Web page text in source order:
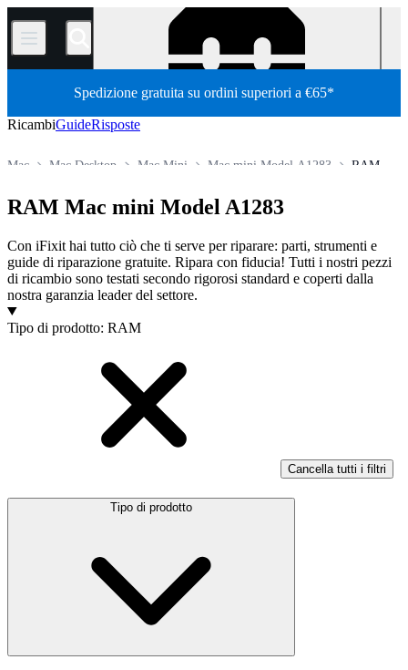
/
Spedizione gratuita su ordini superiori a €65*
RicambiGuideRisposte
RAM
Mac mini Model A1283
Mac Mini
Mac Desktop
Mac
RAM Mac mini Model A1283
Con iFixit hai tutto ciò che ti serve per riparare: parti, strumenti e
guide di riparazione gratuite. Ripara con fiducia! Tutti i nostri pezzi
di ricambio sono testati secondo rigorosi standard e coperti dalla
nostra garanzia leader del settore.
Prodotti
Tipo di prodotto: RAM
Cancella tutti i filtri
Tipo di prodotto